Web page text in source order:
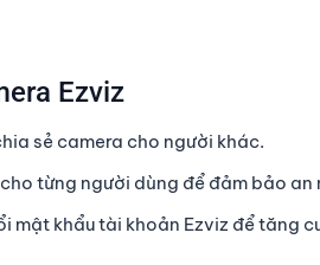
Ezviz
sẻ camera cho người khác.
từng người dùng để đảm bảo an
mật khẩu tài khoản Ezviz để tăng